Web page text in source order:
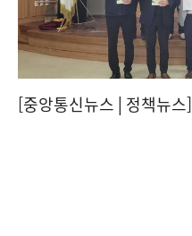
[중앙통신뉴스│정책뉴스]